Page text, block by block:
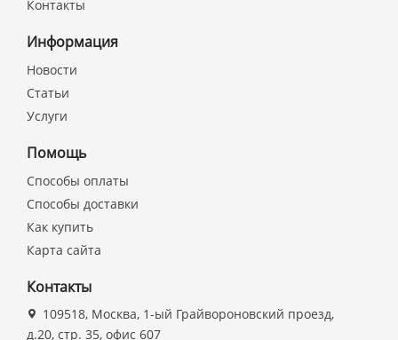
Контакты
Информация
Новости
Статьи
Услуги
Помощь
Способы оплаты
Способы доставки
Как купить
Карта сайта
Контакты
109518, Москва, 1-ый Грайвороновский проезд,
д.20, стр. 35, офис 607